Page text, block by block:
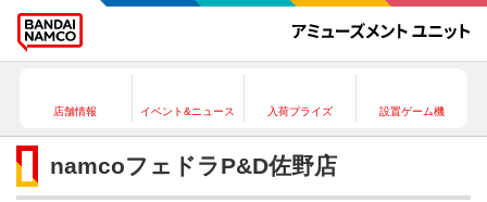
店舗情報 イベント&ニュース 入荷プライズ 設置ゲーム機
namcoフェドラP&D佐野店